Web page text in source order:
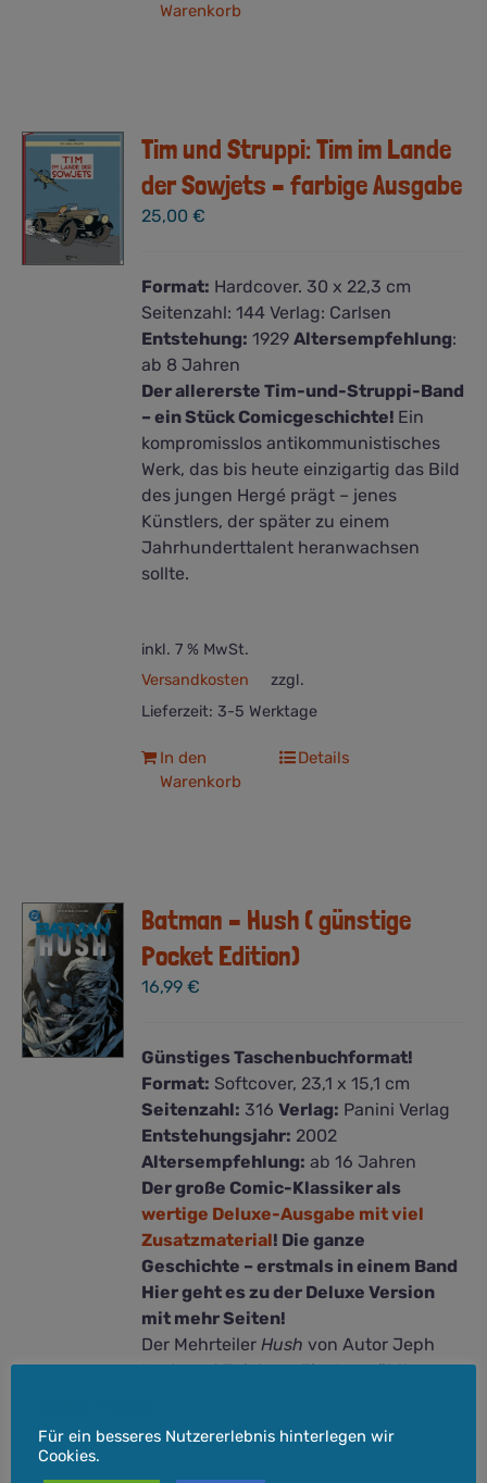
Warenkorb
Tim und Struppi: Tim im Lande
der Sowjets – farbige Ausgabe
25,00€
Format: Hardcover. 30 x 22,3 cm
Seitenzahl: 144Verlag: Carlsen
Entstehung: 1929Altersempfehlung:
ab 8 Jahren
Der allererste Tim-und-Struppi-Band
– ein Stück Comicgeschichte! Ein
kompromisslos antikommunistisches
Werk, das bis heute einzigartig das Bild
des jungen Hergé prägt – jenes
Künstlers, der später zu einem
Jahrhunderttalent heranwachsen
sollte.
inkl. 7 % MwSt.
zzgl.
Versandkosten
Lieferzeit: 3-5 Werktage
In den
Warenkorb
Details
Batman – Hush ( günstige
Pocket Edition)
16,99€
Günstiges Taschenbuchformat!
Format: Softcover, 23,1 x 15,1 cm
Seitenzahl: 316Verlag: Panini Verlag
Entstehungsjahr: 2002
Altersempfehlung: ab 16 Jahren
Der große Comic-Klassiker als
wertige Deluxe-Ausgabe mit viel
Zusatzmaterial! Die ganze
Geschichte – erstmals in einem Band
Hier geht es zu der Deluxe Version
mit mehr Seiten!
Der MehrteilerHush von Autor Jeph
Loeb und Zeichner Jim Lee zählt zu
vereint zahlreiche ikonische Charaktere
aus Batmans Welt und bietet eine
Für ein besseres Nutzererlebnis hinterlegen wir
Cookies.